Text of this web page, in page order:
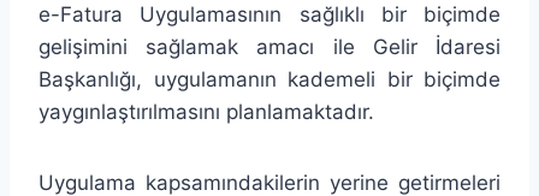
e-Fatura Uygulamasının sağlıklı bir biçimde
gelişimini sağlamak amacı ile Gelir İdaresi
Başkanlığı, uygulamanın kademeli bir biçimde
yaygınlaştırılmasını planlamaktadır.
Uygulama kapsamındakilerin yerine getirmeleri